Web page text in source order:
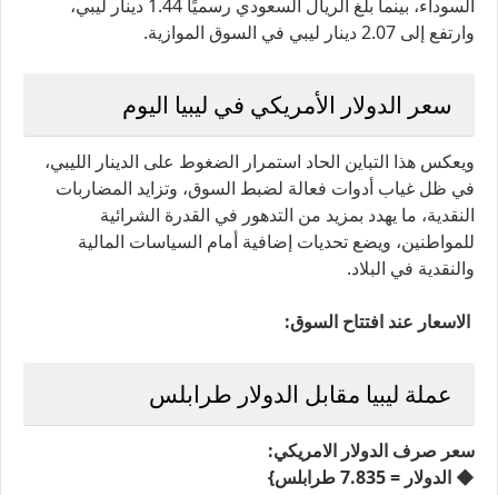
السوداء، بينما بلغ الريال السعودي رسميًا 1.44 دينار ليبي،
وارتفع إلى 2.07 دينار ليبي في السوق الموازية.
سعر الدولار الأمريكي في ليبيا اليوم
ويعكس هذا التباين الحاد استمرار الضغوط على الدينار الليبي،
في ظل غياب أدوات فعالة لضبط السوق، وتزايد المضاربات
النقدية، ما يهدد بمزيد من التدهور في القدرة الشرائية
للمواطنين، ويضع تحديات إضافية أمام السياسات المالية
والنقدية في البلاد.
الاسعار عند افتتاح السوق:
عملة ليبيا مقابل الدولار طرابلس
سعر صرف الدولار الامريكي:
◆ الدولار = 7.835 طرابلس}